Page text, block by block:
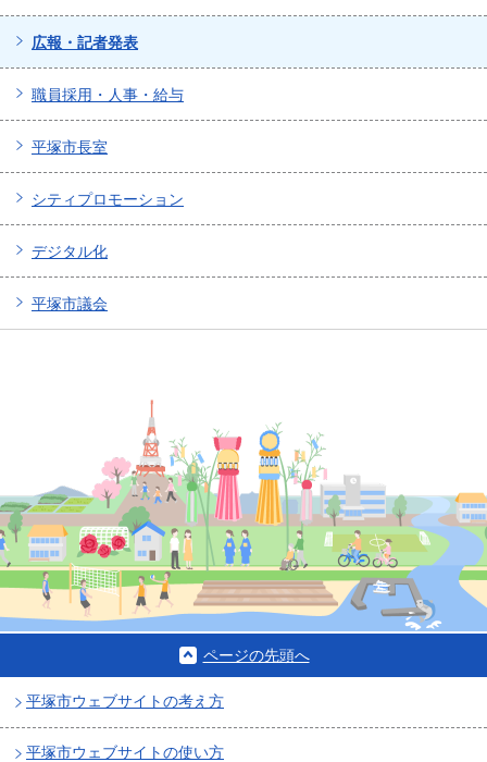
広報・記者発表
職員採用・人事・給与
平塚市長室
シティプロモーション
デジタル化
平塚市議会
ページの先頭へ
平塚市ウェブサイトの考え方
平塚市ウェブサイトの使い方